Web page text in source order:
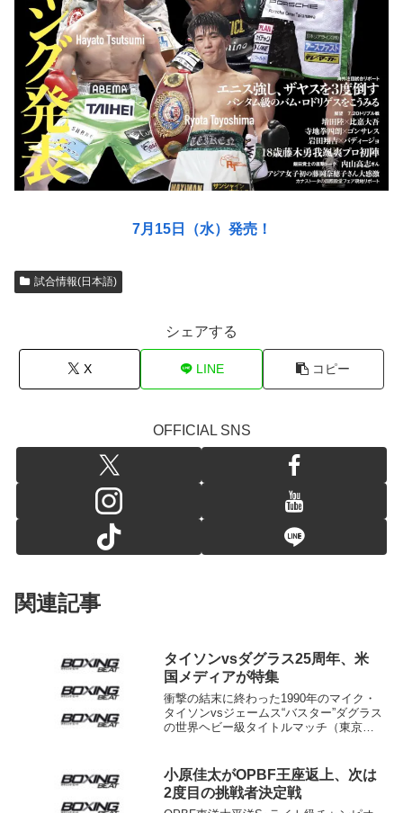
7月15日（水）発売！
試合情報(日本語)
シェアする
X LINE コピー
OFFICIAL SNS
関連記事
タイソンvsダグラス25周年、米
国メディアが特集
衝撃の結末に終わった1990年のマイク・
タイソンvsジェームス“バスター”ダグラス
の世界ヘビー級タイトルマッチ（東京ド
記事や映像を流している。 特にスポー
ツ専門ケ...
小原佳太がOPBF王座返上、次は
2度目の挑戦者決定戦